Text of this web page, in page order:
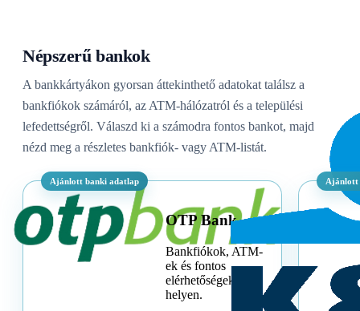
Népszerű bankok
A bankkártyákon gyorsan áttekinthető adatokat találsz a
bankfiókok számáról, az ATM-hálózatról és a települési
lefedettségről. Válaszd ki a számodra fontos bankot, majd
nézd meg a részletes bankfiók- vagy ATM-listát.
Ajánlott banki adatlap
OTP Bank
Bankfiókok, ATM-
ek és fontos
elérhetőségek egy
helyen.
Ajánlott